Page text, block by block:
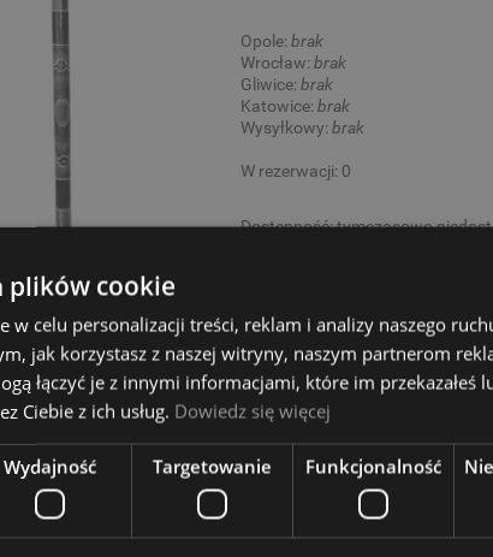
Opole:brak
Wrocław:brak
Gliwice:brak
Katowice:brak
Wysyłkowy:brak
W rezerwacji: 0
Dostępność:tymczasowo
KG
plików cookie
w celu personalizacji treści, reklam i analizy naszego
jak korzystasz z naszej witryny, naszym partnerom
łączyć je z innymi informacjami, które im przekazałeś
Ciebie z ich usług. Dowiedz się więcej
Wydajność Targetowanie Funkcjonalność